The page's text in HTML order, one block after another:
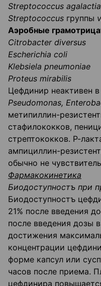
Streptococcus
Streptococcus группы
Аэробные
Citrobacter diversus
Escherichia coli
Klebsiela pneumoniae
Proteus mirabilis
Цефдинир неактивен
Pseudomonas,
метипиллин-
стафилококков,
стрептококков. Р-
ампициллин-
обычно не
Фармакокинетика
Биодоступностъ при
Биодоступностъ
21% после введения
после введения дозы
достижения
концентрации
форме капсул или
часов после приема.
цефдинира